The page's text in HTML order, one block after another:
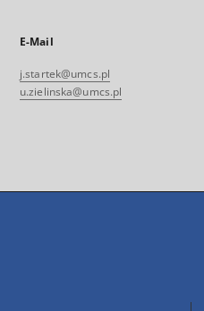
E-Mail
j.startek@umcs.pl
u.zielinska@umcs.pl